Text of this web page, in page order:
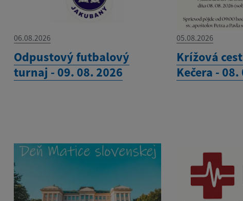
06.08.2026
Odpustový futbalový
turnaj - 09. 08. 2026
05.08.2026
Krížová
Kečera -